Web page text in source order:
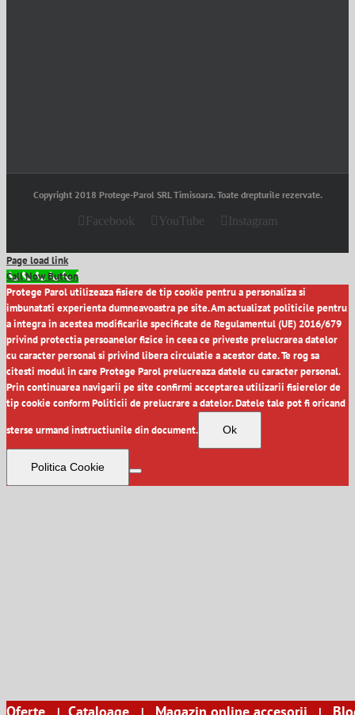
Copyright 2018 Protege-Parol SRL Timisoara. Toate drepturile rezervate.
Facebook YouTube Instagram
Page load link
| | |
Call Now Button
Protege Parol utilizeaza fisiere de tip cookie pentru a personaliza si
imbunatati experienta dumneavoastra pe site. Am actualizat politicile pentru
a integra in acestea modificarile specificate de Regulamentul (UE) 2016/679
privind protectia persoanelor fizice in ceea ce priveste prelucrarea datelor
cu caracter personal si privind libera circulatie a acestor date. Te rog sa
citesti modul in care Protege Parol prelucreaza datele cu caracter personal.
Prin continuarea navigarii pe site confirmi acceptarea utilizarii fisierelor de
tip cookie conform Politicii de prelucrare a datelor. Datele tale pot fi oricand
sterse urmand instructiunile din document.
Ok
Politica Cookie